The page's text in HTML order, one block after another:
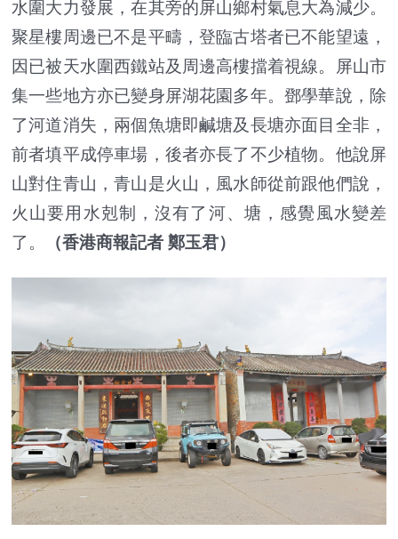
水圍大力發展，在其旁的屏山鄉村氣息大為減少。
聚星樓周邊已不是平疇，登臨古塔者已不能望遠，
因已被天水圍西鐵站及周邊高樓擋着視線。屏山市
集一些地方亦已變身屏湖花園多年。鄧學華說，除
了河道消失，兩個魚塘即鹹塘及長塘亦面目全非，
前者填平成停車場，後者亦長了不少植物。他說屏
山對住青山，青山是火山，風水師從前跟他們說，
火山要用水剋制，沒有了河、塘，感覺風水變差
了。
（香港商報記者 鄭玉君）